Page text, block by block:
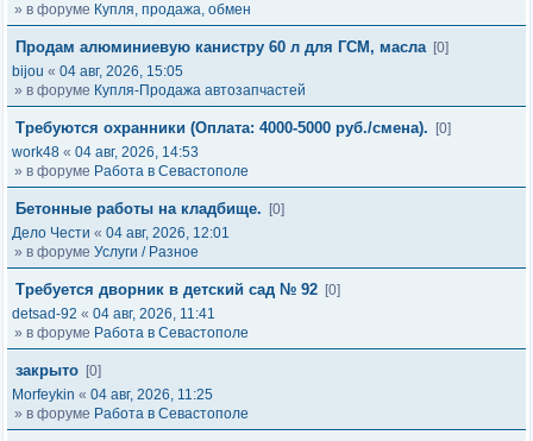
» в форуме Купля, продажа, обмен
Продам алюминиевую канистру 60 л для ГСМ, масла [0]
bijou « 04 авг, 2026, 15:05
» в форуме Купля-Продажа автозапчастей
Требуются охранники (Оплата: 4000-5000 руб./смена).
[0]
work48 « 04 авг, 2026, 14:53
» в форуме Работа в Севастополе
Бетонные работы на кладбище.
[0]
Дело Чести « 04 авг, 2026, 12:01
» в форуме Услуги / Разное
Требуется дворник в детский сад № 92 [0]
detsad-92 « 04 авг, 2026, 11:41
» в форуме Работа в Севастополе
закрыто [0]
Morfeykin « 04 авг, 2026, 11:25
» в форуме Работа в Севастополе